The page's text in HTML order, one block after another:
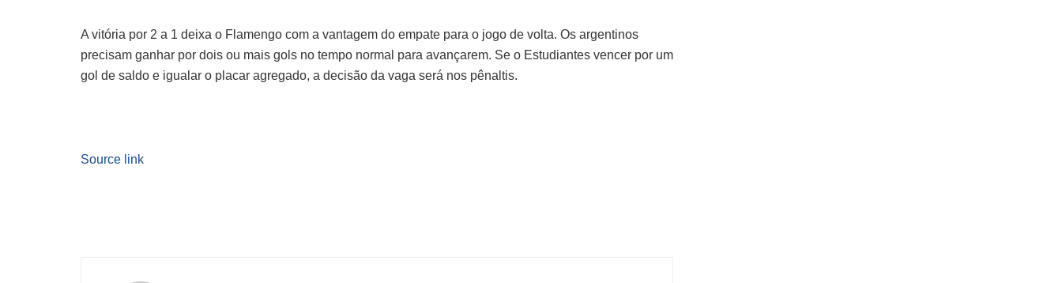
A vitória por 2 a 1 deixa o Flamengo com a vantagem do empate para o jogo de volta. Os argentinos
precisam ganhar por dois ou mais gols no tempo normal para avançarem. Se o Estudiantes vencer por um
gol de saldo e igualar o placar agregado, a decisão da vaga será nos pênaltis.
Source link